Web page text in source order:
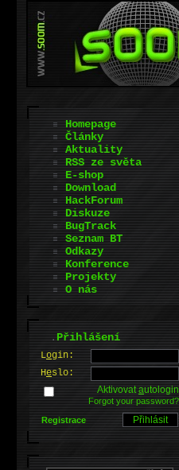
Homepage
Články
Aktuality
RSS ze světa
E-shop
Download
HackForum
Diskuze
BugTrack
Seznam BT
Odkazy
Konference
Projekty
O nás
.Přihlášení
Login:
Heslo:
Aktivovatautologin
Forgot your password?
Registrace